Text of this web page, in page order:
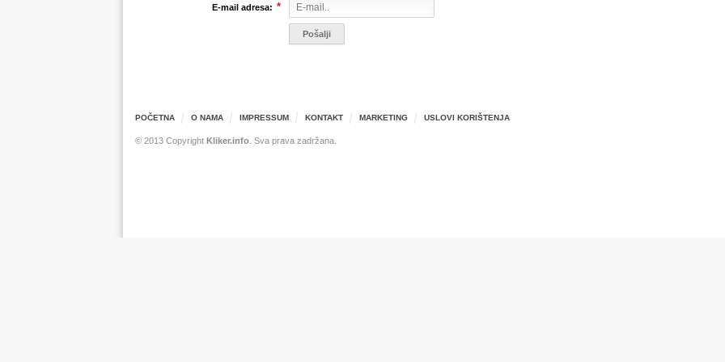
E-mail adresa: *
POČETNA O NAMA IMPRESSUM KONTAKT MARKETING USLOVI KORIŠTENJA
© 2013 Copyright Kliker.info . Sva prava zadržana.